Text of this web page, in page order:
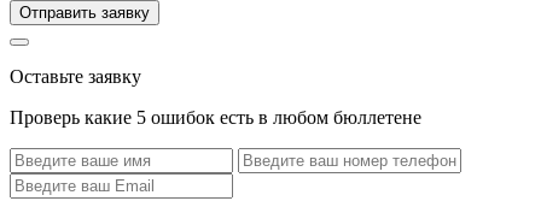
Отправить заявку
Оставьте заявку
Проверь какие 5 ошибок есть в любом бюллетене